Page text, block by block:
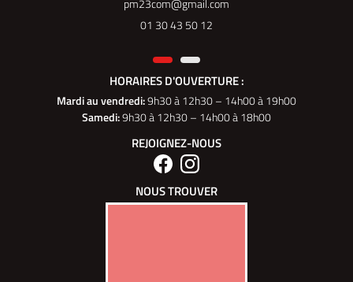
01 30 43 50 12
HORAIRES D'OUVERTURE :
Mardi au vendredi:9h30 à 12h30 – 14h00 à 19h00
Samedi:9h30 à 12h30 – 14h00 à 18h00
REJOIGNEZ-NOUS
NOUS TROUVER